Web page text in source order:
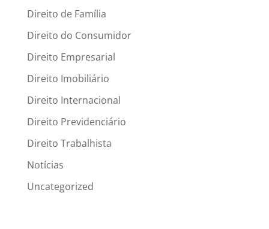
Direito de Família
Direito do Consumidor
Direito Empresarial
Direito Imobiliário
Direito Internacional
Direito Previdenciário
Direito Trabalhista
Notícias
Uncategorized